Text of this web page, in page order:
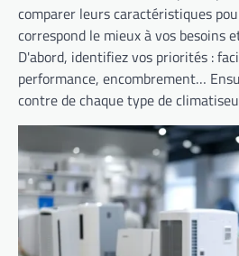
comparer leurs caractéristiques
correspond le mieux à vos besoins
D'abord, identifiez vos priorités :
performance, encombrement…
contre de chaque type de